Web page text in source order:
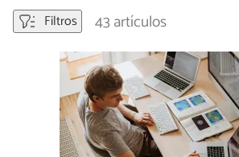
Filtros
43 artículos